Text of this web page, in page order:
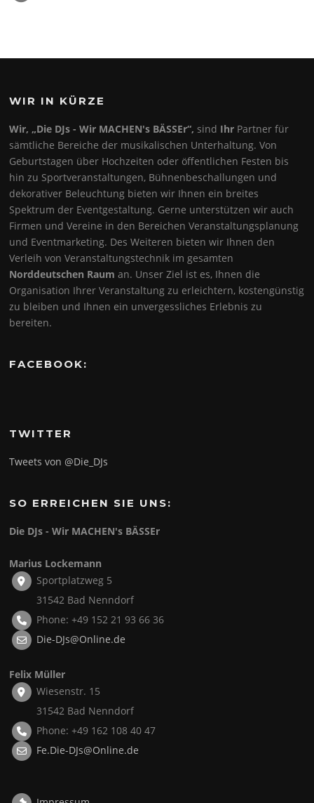
WIR IN KÜRZE
Wir, „Die DJs - Wir MACHEN's BÄSSEr“, sind Ihr Partner für
sämtliche Bereiche der musikalischen Unterhaltung. Von
Geburtstagen über Hochzeiten oder öffentlichen Festen bis
hin zu Sportveranstaltungen, Bühnenbeschallungen und
dekorativer Beleuchtung bieten wir Ihnen ein breites
Spektrum der Eventgestaltung. Gerne unterstützen wir auch
Firmen und Vereine in den Bereichen Veranstaltungsplanung
und Eventmarketing. Des Weiteren bieten wir Ihnen den
Verleih von Veranstaltungstechnik im gesamten
Norddeutschen Raum an. Unser Ziel ist es, Ihnen die
Organisation Ihrer Veranstaltung zu erleichtern, kostengünstig
zu bleiben und Ihnen ein unvergessliches Erlebnis zu
bereiten.
FACEBOOK:
TWITTER
Tweets von @Die_DJs
SO ERREICHEN SIE UNS:
Die DJs - Wir MACHEN's BÄSSEr
Marius Lockemann
Sportplatzweg 5
31542 Bad Nenndorf
Phone: +49 152 21 93 66 36
Die-DJs@Online.de
Felix Müller
Wiesenstr. 15
31542 Bad Nenndorf
Phone: +49 162 108 40 47
Fe.Die-DJs@Online.de